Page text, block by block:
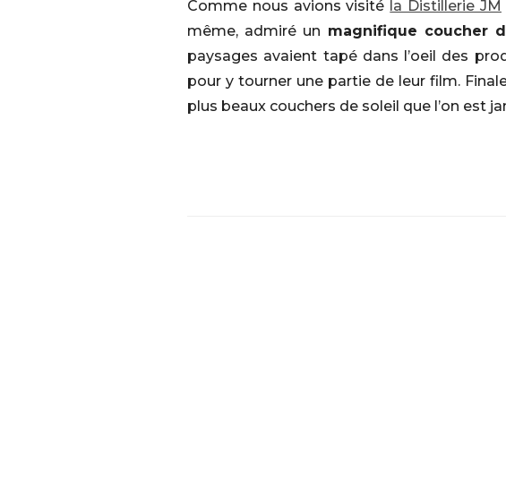
Comme nous avions visité la Distillerie JM
même, admiré un magnifique coucher
paysages avaient tapé dans l’oeil des
pour y tourner une partie de leur film.
plus beaux couchers de soleil que l’on est